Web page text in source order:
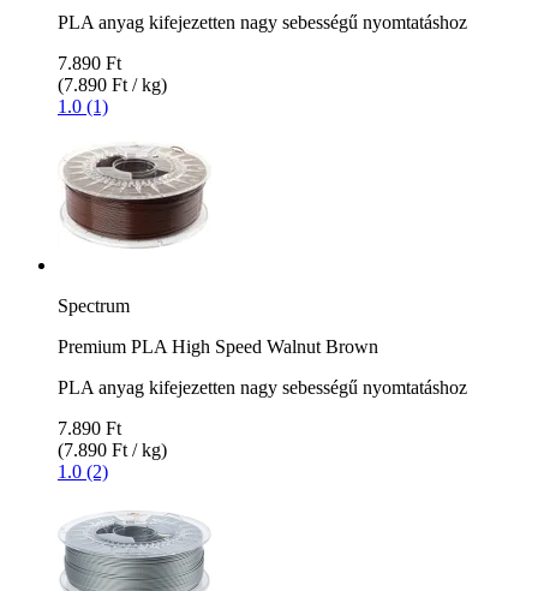
PLA anyag kifejezetten nagy sebességű nyomtatáshoz
7.890 Ft
(7.890 Ft / kg)
1.0 (1)
Spectrum
Premium PLA High Speed Walnut Brown
PLA anyag kifejezetten nagy sebességű nyomtatáshoz
7.890 Ft
(7.890 Ft / kg)
1.0 (2)